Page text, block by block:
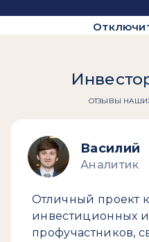
ОТЗЫВЫ
Василий
Аналитик
Отличный проект
инвестиционных
профучастников,